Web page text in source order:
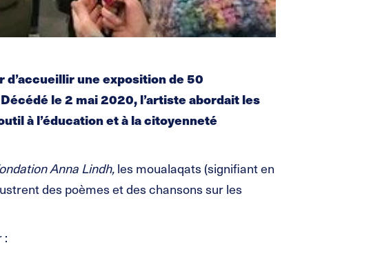
d’accueillir une exposition de 50
le 2 mai 2020, l’artiste abordait les
à l’éducation et à la citoyenneté
Anna Lindh, les moualaqats (signifiant en
des poèmes et des chansons sur les
: